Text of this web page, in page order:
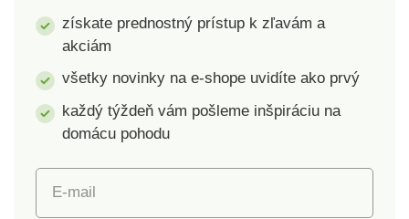
získate prednostný prístup k zľavám a
akciám
všetky novinky na e-shope uvidíte ako prvý
každý týždeň vám pošleme inšpiráciu na
domácu pohodu
E-mail